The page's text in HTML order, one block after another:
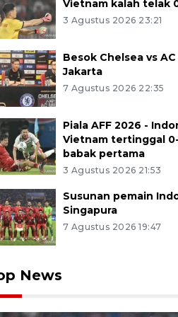
Vietnam kalah telak
3 Agustus 2026 23:21
Besok Chelsea vs
Jakarta
7 Agustus 2026 22:35
Piala AFF 2026 -
Vietnam tertinggal
babak pertama
3 Agustus 2026 21:53
Susunan pemain
Singapura
7 Agustus 2026 19:47
News